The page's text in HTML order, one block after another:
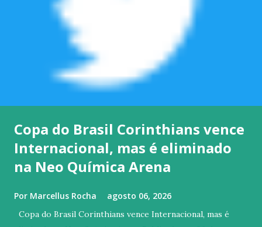
Copa do Brasil Corinthians vence
Internacional, mas é eliminado
na Neo Química Arena
Por Marcellus Rocha agosto 06, 2026
Copa do Brasil Corinthians vence Internacional, mas é